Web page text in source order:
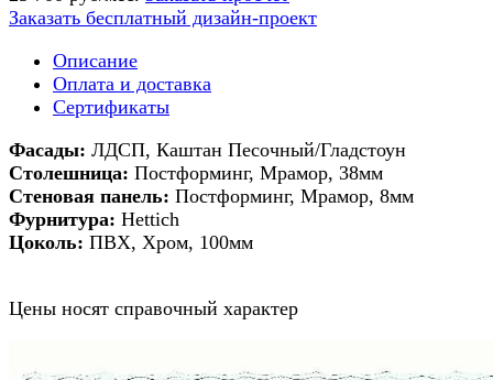
Заказать бесплатный дизайн-проект
Описание
Оплата и доставка
Сертификаты
Фасады: ЛДСП, Каштан Песочный/Гладстоун
Столешница: Постформинг, Мрамор, 38мм
Стеновая панель: Постформинг, Мрамор, 8мм
Фурнитура: Hettich
Цоколь: ПВХ, Хром, 100мм
Цены носят справочный характер